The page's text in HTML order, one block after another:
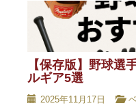
【保存版】野球選
ルギア5選
2025年11月17日